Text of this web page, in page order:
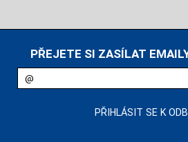
PŘEJETE SI ZASÍLAT